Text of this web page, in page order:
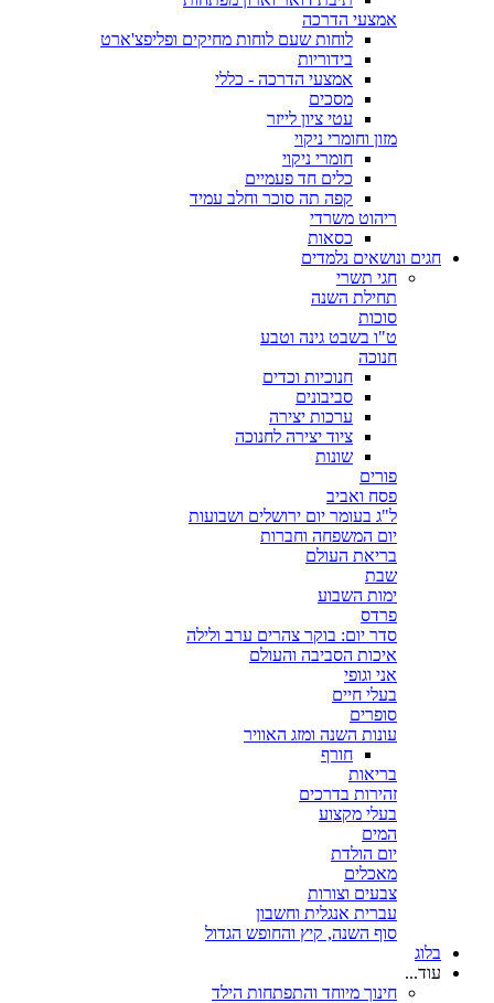
אמצעי הדרכה
לוחות שעם לוחות מחיקים ופליפצ'ארט
בידוריות
אמצעי הדרכה - כללי
מסכים
עטי ציון לייזר
מזון וחומרי ניקוי
חומרי ניקוי
כלים חד פעמיים
קפה תה סוכר וחלב עמיד
ריהוט משרדי
כסאות
חגים ונושאים נלמדים
חגי תשרי
תחילת השנה
סוכות
ט"ו בשבט גינה וטבע
חנוכה
חנוכיות וכדים
סביבונים
ערכות יצירה
ציוד יצירה לחנוכה
שונות
פורים
פסח ואביב
ל"ג בעומר יום ירושלים ושבועות
יום המשפחה וחברות
בריאת העולם
שבת
ימות השבוע
פרדס
סדר יום: בוקר צהרים ערב ולילה
איכות הסביבה והעולם
אני וגופי
בעלי חיים
סופרים
עונות השנה ומזג האוויר
חורף
בריאות
זהירות בדרכים
בעלי מקצוע
המים
יום הולדת
מאכלים
צבעים וצורות
עברית אנגלית וחשבון
סוף השנה, קיץ והחופש הגדול
בלוג
עוד...
חינוך מיוחד והתפתחות הילד